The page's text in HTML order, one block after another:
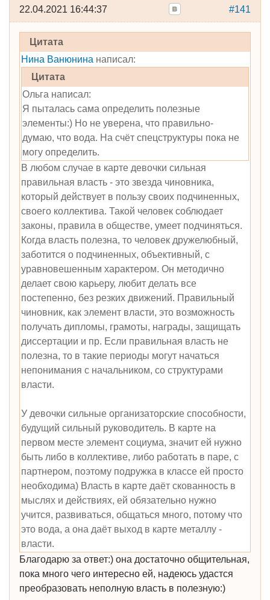
#141
22.04.2021 16:44:37
Цитата
Нина Ванюнина написал:
Цитата
Ольга написал:
Я пыталась сама определить полезные
элементы:) Но не уверена, что правильно-
думаю, что вода. На счёт спецструктуры пока не
могу определить.
В любом случае в карте девочки сильная
правильная власть - это звезда чиновника,
который действует в пользу своих подчиненных,
своего коллектива. Такой человек соблюдает
законы, правила в обществе, умеет подчиняться.
Когда власть полезна, то человек дружелюбный,
заботится о подчиненных, объективный, с
уравновешенным характером. Он методично
делает свою карьеру, любит делать все
постепенно, без резких движений. Правильный
чиновник, как элемент власти, это возможность
получать дипломы, грамоты, награды, защищать
диссертации и пр. Если правильная власть не
полезна, то в такие периоды могут начаться
непонимания с начальником, со структурами
власти.
У девочки сильные организаторские способности,
будущий сильный руководитель. В карте на
первом месте элемент социума, значит ей нужно
быть либо в коллективе, либо работать в паре, с
партнером, поэтому подружка в классе ей просто
необходима) Власть в карте даёт скованность в
мыслях и действиях, ей обязательно нужно
учится, развиваться, общаться много, потому что
это вода, а она даёт выход в карте металлу -
власти.
Благодарю за ответ:) она достаточно общительная,
пока много чего интересно ей, надеюсь удастся
преобразовать неполную власть в полезную:)